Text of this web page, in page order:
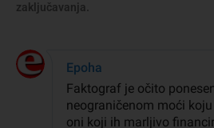
zaključavanja.